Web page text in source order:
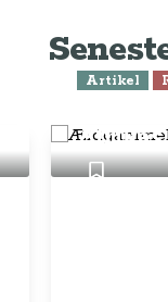
Artikel
Afrikas